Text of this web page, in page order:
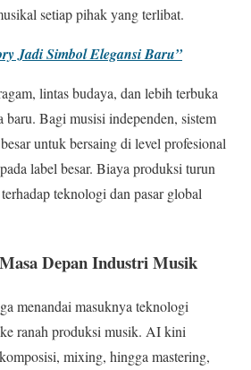
setiap pihak yang terlibat.
Jadi Simbol Elegansi Baru”
lintas budaya, dan lebih terbuka
baru. Bagi musisi independen, sistem
untuk bersaing di level profesional
label besar. Biaya produksi turun
teknologi dan pasar global
Depan Industri Musik
menandai masuknya teknologi
ranah produksi musik. AI kini
mixing, hingga mastering,